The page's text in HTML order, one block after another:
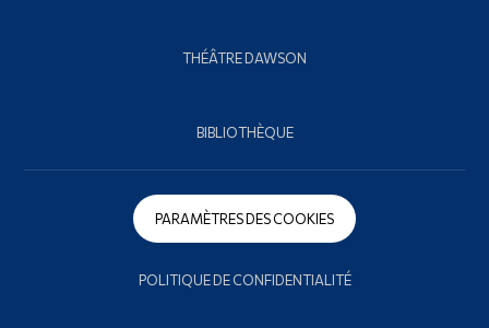
THÉÂTRE DAWSON
BIBLIOTHÈQUE
PARAMÈTRES DES COOKIES
POLITIQUE DE CONFIDENTIALITÉ